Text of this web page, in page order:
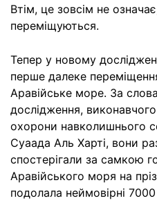
Втім, це зовсім не
переміщуються.
Тепер у новому
перше далеке
Аравійське море. За
дослідження,
охорони навколишнього
Суаада Аль Харті, вони
спостерігали за самкою
Аравійського моря на
подолала неймовірні 7000